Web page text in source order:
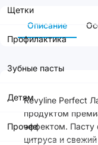
Щетки
Профилактика
Зубные пасты
Детям
Прочее
Описание
Revyline Perfect
продуктом
эффектом. Пасту
цитруса и